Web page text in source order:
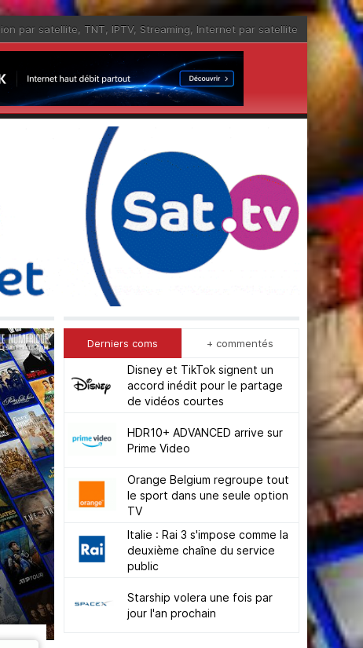
par satellite, TNT, IPTV, Streaming, Internet par satellite
Derniers coms + commentés
Disney et TikTok signent un
accord inédit pour le partage
de vidéos courtes
HDR10+ ADVANCED arrive sur
Prime Video
Orange Belgium regroupe tout
le sport dans une seule option
TV
Italie : Rai 3 s'impose comme la
deuxième chaîne du service
public
Starship volera une fois par
jour l'an prochain